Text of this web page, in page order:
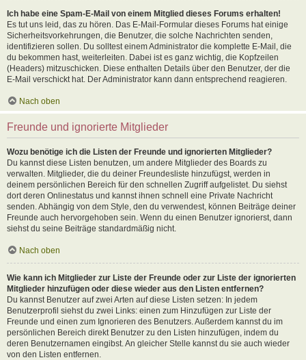
Ich habe eine Spam-E-Mail von einem Mitglied dieses Forums erhalten!
Es tut uns leid, das zu hören. Das E-Mail-Formular dieses Forums hat einige
Sicherheitsvorkehrungen, die Benutzer, die solche Nachrichten senden,
identifizieren sollen. Du solltest einem Administrator die komplette E-Mail, die
du bekommen hast, weiterleiten. Dabei ist es ganz wichtig, die Kopfzeilen
(Headers) mitzuschicken. Diese enthalten Details über den Benutzer, der die
E-Mail verschickt hat. Der Administrator kann dann entsprechend reagieren.
Nach oben
Freunde und ignorierte Mitglieder
Wozu benötige ich die Listen der Freunde und ignorierten Mitglieder?
Du kannst diese Listen benutzen, um andere Mitglieder des Boards zu
verwalten. Mitglieder, die du deiner Freundesliste hinzufügst, werden in
deinem persönlichen Bereich für den schnellen Zugriff aufgelistet. Du siehst
dort deren Onlinestatus und kannst ihnen schnell eine Private Nachricht
senden. Abhängig von dem Style, den du verwendest, können Beiträge deiner
Freunde auch hervorgehoben sein. Wenn du einen Benutzer ignorierst, dann
siehst du seine Beiträge standardmäßig nicht.
Nach oben
Wie kann ich Mitglieder zur Liste der Freunde oder zur Liste der ignorierten
Mitglieder hinzufügen oder diese wieder aus den Listen entfernen?
Du kannst Benutzer auf zwei Arten auf diese Listen setzen: In jedem
Benutzerprofil siehst du zwei Links: einen zum Hinzufügen zur Liste der
Freunde und einen zum Ignorieren des Benutzers. Außerdem kannst du im
persönlichen Bereich direkt Benutzer zu den Listen hinzufügen, indem du
deren Benutzernamen eingibst. An gleicher Stelle kannst du sie auch wieder
von den Listen entfernen.